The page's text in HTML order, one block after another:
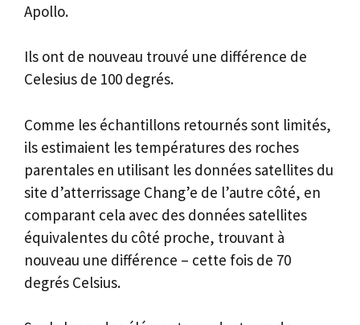
Apollo.
Ils ont de nouveau trouvé une différence de
Celesius de 100 degrés.
Comme les échantillons retournés sont limités,
ils estimaient les températures des roches
parentales en utilisant les données satellites du
site d’atterrissage Chang’e de l’autre côté, en
comparant cela avec des données satellites
équivalentes du côté proche, trouvant à
nouveau une différence – cette fois de 70
degrés Celsius.